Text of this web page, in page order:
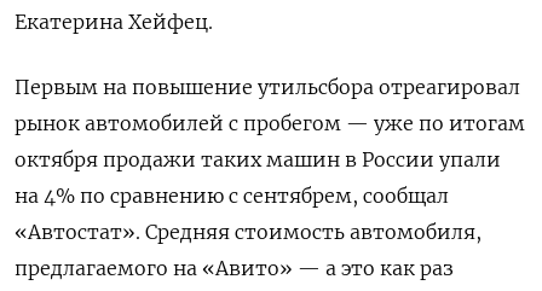
Екатерина Хейфец.
Первым на повышение утильсбора отреагировал
рынок автомобилей с пробегом — уже по итогам
октября продажи таких машин в России упали
на 4% по сравнению с сентябрем, сообщал
«Автостат». Средняя стоимость автомобиля,
предлагаемого на «Авито» — а это как раз